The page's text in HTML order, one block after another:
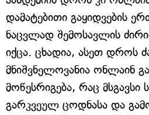
დამატებითი გაყიდვების
ნაცვლად შემოსავლის
იქცა. ცხადია, ასეთ დროს
მნიშვნელოვანია ონლაინ
მოწესრიგება, რაც მსგავსი
გარკვეულ ცოდნასა და